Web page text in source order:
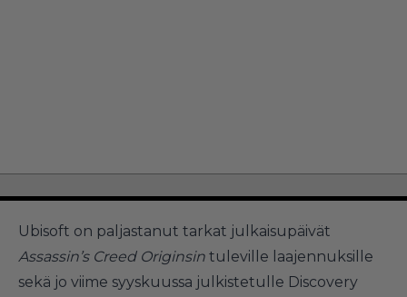
Ubisoft on paljastanut tarkat julkaisupäivät
Assassin’s Creed Originsin tuleville laajennuksille
sekä jo viime syyskuussa julkistetulle Discovery